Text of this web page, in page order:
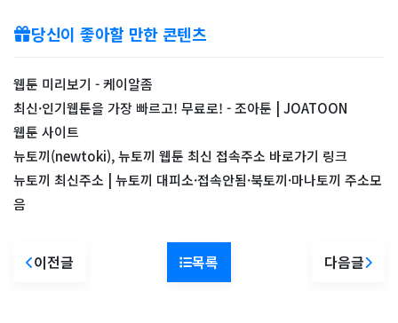
당신이 좋아할 만한 콘텐츠
웹툰 미리보기 - 케이알좀
최신·인기웹툰을 가장 빠르고! 무료로! - 조아툰 | JOATOON
웹툰 사이트
뉴토끼(newtoki), 뉴토끼 웹툰 최신 접속주소 바로가기 링크
뉴토끼 최신주소 | 뉴토끼 대피소·접속안됨·북토끼·마나토끼 주소모
음
이전글 목록 다음글